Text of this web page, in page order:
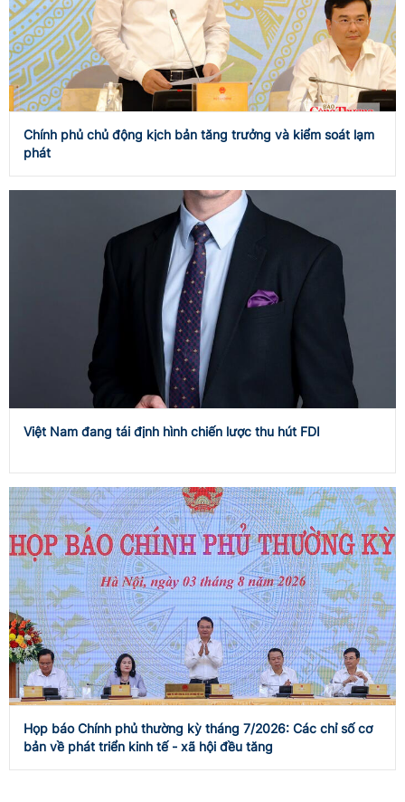
Chính phủ chủ động kịch bản tăng trưởng và kiểm soát lạm
phát
Việt Nam đang tái định hình chiến lược thu hút FDI
Họp báo Chính phủ thường kỳ tháng 7/2026: Các chỉ số cơ
bản về phát triển kinh tế - xã hội đều tăng